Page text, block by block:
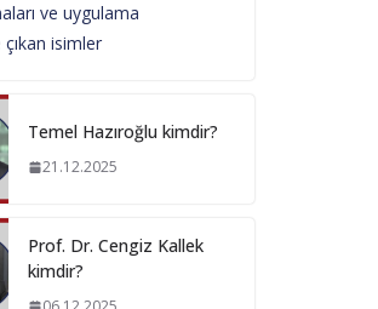
ve uygulama
isimler
Temel Hazıroğlu kimdir?
21.12.2025
Prof. Dr. Cengiz Kallek
kimdir?